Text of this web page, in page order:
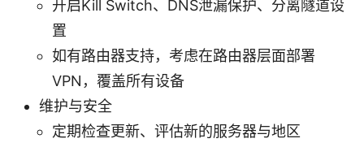
开启Kill Switch、DNS泄漏保护、分离隧道设
置
如有路由器支持，考虑在路由器层面部署
VPN，覆盖所有设备
维护与安全
定期检查更新、评估新的服务器与地区